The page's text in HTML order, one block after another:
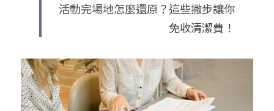
活動完場地怎麼還原？這些撇步讓你
免收清潔費！